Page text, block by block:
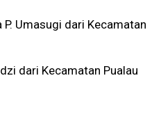
Umasugi dari Kecamatan
dari Kecamatan Pualau